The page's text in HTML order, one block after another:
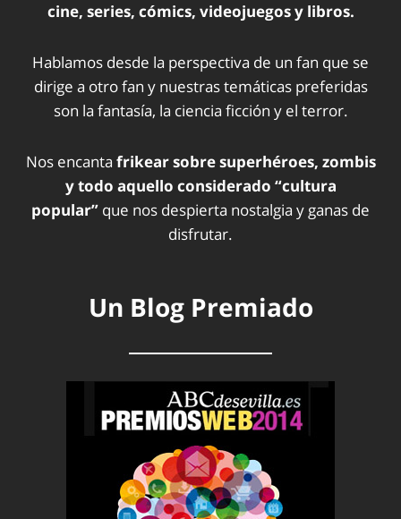
cine, series, cómics, videojuegos y libros.
Hablamos desde la perspectiva de un fan que se
dirige a otro fan y nuestras temáticas preferidas
son la fantasía, la ciencia ficción y el terror.
Nos encanta frikear sobre superhéroes, zombis
y todo aquello considerado “cultura
popular” que nos despierta nostalgia y ganas de
disfrutar.
Un Blog Premiado